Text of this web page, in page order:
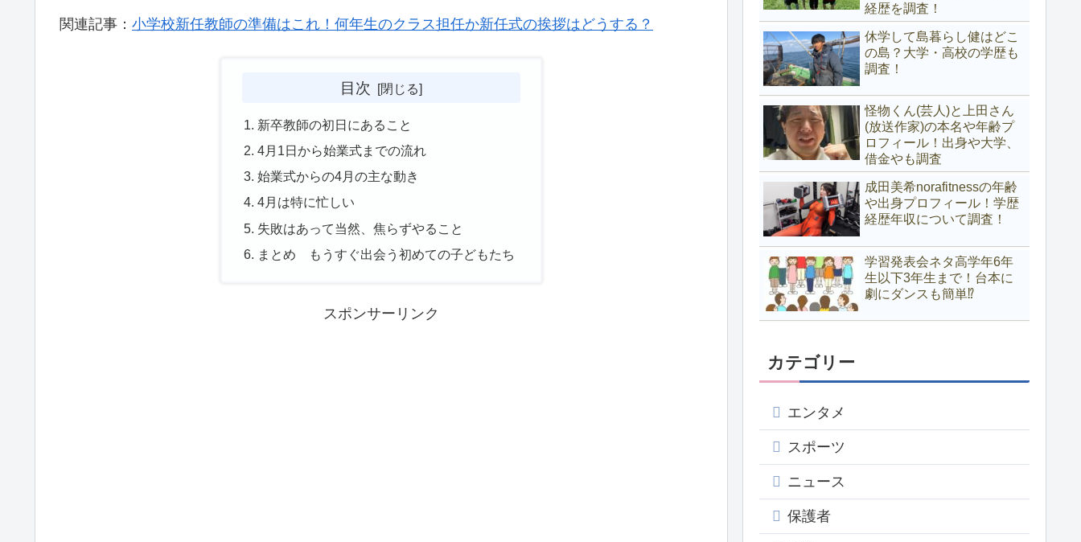
関連記事： 小学校新任教師の準備はこれ！何年生のクラス担任か新任式の挨拶はどうする？
目次
新卒教師の初日にあること
4月1日から始業式までの流れ
始業式からの4月の主な動き
4月は特に忙しい
失敗はあって当然、焦らずやること
まとめ もうすぐ出会う初めての子どもたち
スポンサーリンク
経歴を調査！
休学して島暮らし健はどこ
の島？大学・高校の学歴も
調査！
怪物くん(芸人)と上田さん
(放送作家)の本名や年齢プ
ロフィール！出身や大学、
借金やも調査
成田美希norafitnessの年齢
や出身プロフィール！学歴
経歴年収について調査！
学習発表会ネタ高学年6年
生以下3年生まで！台本に
劇にダンスも簡単⁉
カテゴリー
エンタメ
スポーツ
ニュース
保護者